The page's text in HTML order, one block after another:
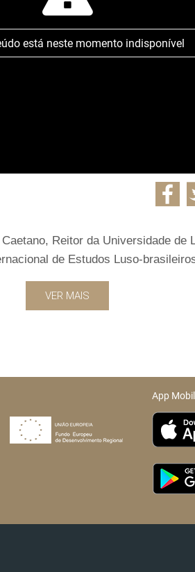
está neste momento indisponível
Reitor da Universidade de
de Estudos Luso-
VER MAIS
App